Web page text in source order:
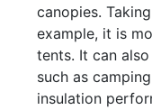
canopies.
example, it is
tents. It can
such as
insulation